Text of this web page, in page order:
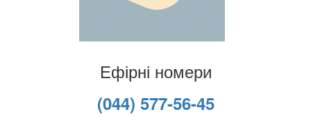
Ефірні номери
(044) 577-56-45